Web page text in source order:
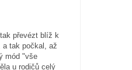
převézt blíž k
a tak počkal, až
mód "vše
u rodičů celý